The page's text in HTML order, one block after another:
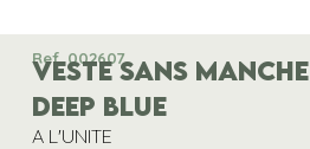
Ref. 002607
VESTE SANS MANCHE
DEEP BLUE
A L'UNITE